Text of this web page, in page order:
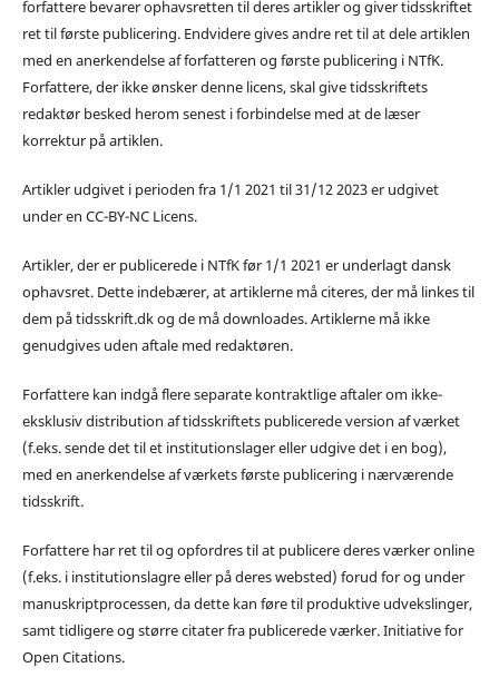
forfattere bevarer ophavsretten til deres artikler og giver tidsskriftet
ret til første publicering. Endvidere gives andre ret til at dele artiklen
med en anerkendelse af forfatteren og første publicering i NTfK.
Forfattere, der ikke ønsker denne licens, skal give tidsskriftets
redaktør besked herom senest i forbindelse med at de læser
korrektur på artiklen.
Artikler udgivet i perioden fra 1/1 2021 til 31/12 2023 er udgivet
under en CC-BY-NC Licens.
Artikler, der er publicerede i NTfK før 1/1 2021 er underlagt dansk
ophavsret. Dette indebærer, at artiklerne må citeres, der må linkes til
dem på tidsskrift.dk og de må downloades. Artiklerne må ikke
genudgives uden aftale med redaktøren.
Forfattere kan indgå flere separate kontraktlige aftaler om ikke-
eksklusiv distribution af tidsskriftets publicerede version af værket
(f.eks. sende det til et institutionslager eller udgive det i en bog),
med en anerkendelse af værkets første publicering i nærværende
tidsskrift.
Forfattere har ret til og opfordres til at publicere deres værker online
(f.eks. i institutionslagre eller på deres websted) forud for og under
manuskriptprocessen, da dette kan føre til produktive udvekslinger,
samt tidligere og større citater fra publicerede værker. Initiative for
Open Citations.